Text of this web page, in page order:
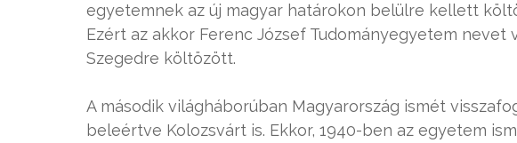
egyetemnek az új magyar határokon belülre kellett
Ezért az akkor Ferenc József Tudományegyetem nevet
Szegedre költözött.
A második világháborúban Magyarország ismét
beleértve Kolozsvárt is. Ekkor, 1940-ben az egyetem